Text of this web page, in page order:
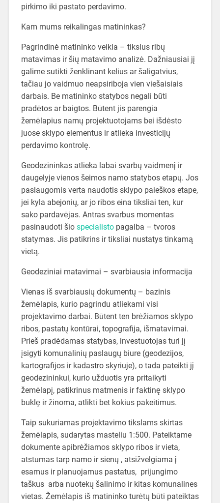
pirkimo iki pastato perdavimo.
Kam mums reikalingas matininkas?
Pagrindinė matininko veikla – tikslus ribų
matavimas ir šių matavimo analizė. Dažniausiai jį
galime sutikti ženklinant kelius ar šaligatvius,
tačiau jo vaidmuo neapsiriboja vien viešaisiais
darbais. Be matininko statybos negali būti
pradėtos ar baigtos. Būtent jis parengia
žemėlapius namų projektuotojams bei išdėsto
juose sklypo elementus ir atlieka investicijų
perdavimo kontrolę.
Geodezininkas atlieka labai svarbų vaidmenį ir
daugelyje vienos šeimos namo statybos etapų. Jos
paslaugomis verta naudotis sklypo paieškos etape,
jei kyla abejonių, ar jo ribos eina tiksliai ten, kur
sako pardavėjas. Antras svarbus momentas
pasinaudoti šio specialistopagalba – tvoros
statymas. Jis patikrins ir tiksliai nustatys tinkamą
vietą.
Geodeziniai matavimai – svarbiausia informacija
Vienas iš svarbiausių dokumentų – bazinis
žemėlapis, kurio pagrindu atliekami visi
projektavimo darbai. Būtent ten brėžiamos sklypo
ribos, pastatų kontūrai, topografija, išmatavimai.
Prieš pradėdamas statybas, investuotojas turi jį
įsigyti komunalinių paslaugų biure (geodezijos,
kartografijos ir kadastro skyriuje), o tada pateikti jį
geodezininkui, kurio užduotis yra pritaikyti
žemėlapį, patikrinus matmenis ir faktinę sklypo
būklę ir žinoma, atlikti bet kokius pakeitimus.
Taip sukuriamas projektavimo tikslams skirtas
žemėlapis, sudarytas masteliu 1:500. Pateiktame
dokumente apibrėžiamos sklypo ribos ir vieta,
atstumas tarp namo ir sienų , atsižvelgiama į
esamus ir planuojamus pastatus, prijungimo
taškus arba nuotekų šalinimo ir kitas komunalines
vietas. Žemėlapis iš matininko turėtų būti pateiktas